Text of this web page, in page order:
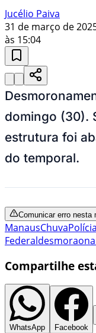
Jucélio Paiva
31 de março de
às 15:04
domingo (30).
estrutura foi
do temporal.
Comunicar erro nesta
ManausChuvaPolícia
Federal
Compartilhe
WhatsApp Facebook